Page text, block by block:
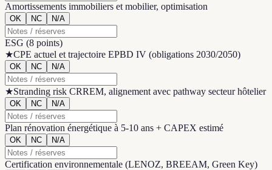
Amortissements immobiliers et mobilier, optimisation
OK NC N/A
ESG (8 points)
★CPE actuel et trajectoire EPBD IV (obligations 2030/2050)
OK NC N/A
★Stranding risk CRREM, alignement avec pathway secteur hôtelier
OK NC N/A
Plan rénovation énergétique à 5-10 ans + CAPEX estimé
OK NC N/A
Certification environnementale (LENOZ, BREEAM, Green Key)